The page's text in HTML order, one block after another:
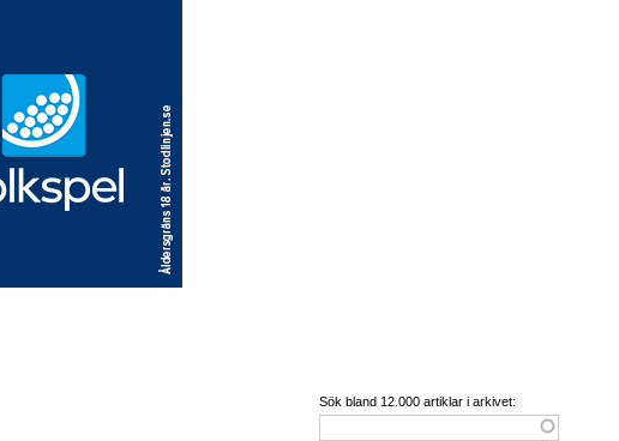
Sök bland 12.000 artiklar i arkivet: